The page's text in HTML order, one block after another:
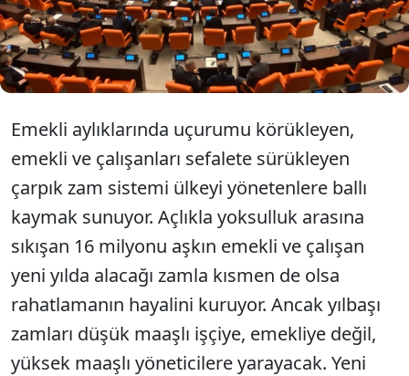
Emekli aylıklarında uçurumu körükleyen,
emekli ve çalışanları sefalete sürükleyen
çarpık zam sistemi ülkeyi yönetenlere ballı
kaymak sunuyor. Açlıkla yoksulluk arasına
sıkışan 16 milyonu aşkın emekli ve çalışan
yeni yılda alacağı zamla kısmen de olsa
rahatlamanın hayalini kuruyor. Ancak yılbaşı
zamları düşük maaşlı işçiye, emekliye değil,
yüksek maaşlı yöneticilere yarayacak. Yeni